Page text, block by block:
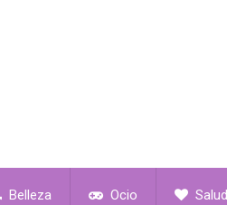
Belleza Ocio Salud